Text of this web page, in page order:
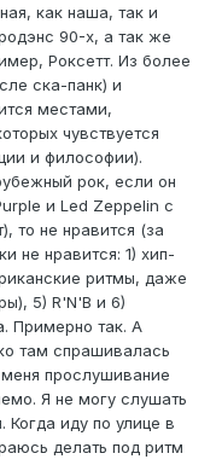
как наша, так и
90-х, а так же
Роксетт. Из более
ска-панк) и
местами,
чувствуется
и философии).
рок, если он
и Led Zeppelin с
то не нравится (за
не нравится: 1) хип-
ритмы, даже
5) R'N'B и 6)
Примерно так. А
там спрашивалась
прослушивание
Я не могу слушать
Когда иду по улице в
делать под ритм